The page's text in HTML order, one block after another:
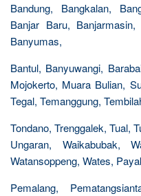
Bandung, Bangkalan,
Banjar Baru, Banjarmasin,
Banyumas,
Bantul, Banyuwangi,
Mojokerto, Muara Bulian,
Tegal, Temanggung,
Tondano, Trenggalek, Tual,
Ungaran, Waikabubak,
Watansoppeng, Wates,
Pemalang,